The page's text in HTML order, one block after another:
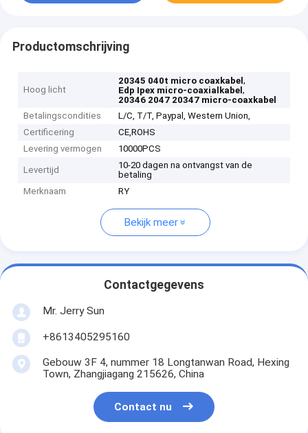
Productomschrijving
Hoog licht
20345 040t micro coaxkabel,
Edp Ipex micro-coaxialkabel,
20346 2047 20347 micro-coaxkabel
Betalingscondities
L/C, T/T, Paypal, Western Union,
Certificering
CE,ROHS
Levering vermogen
10000PCS
Levertijd
10-20 dagen na ontvangst van de
betaling
Merknaam
RY
Bekijk meer
Contactgegevens
Mr. Jerry Sun
+8613405295160
Gebouw 3F 4, nummer 18 Longtanwan Road, Hexing
Town, Zhangjiagang 215626, China
Contact nu